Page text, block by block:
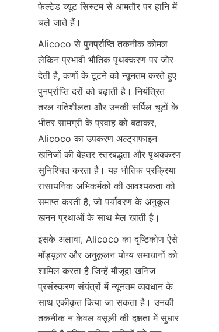
फेल्टेड च्यूट सिस्टम से आमतौर पर हानि में
Alicoco से पुनर्प्राप्ति तकनीक कोमल
लेकिन प्रभावी भौतिक पृथक्करण पर जोर
देती है, कणों के टूटने को न्यूनतम करते हुए
पुनर्प्राप्ति दरों को बढ़ाती है। नियंत्रित
तरल गतिशीलता और उनकी सर्पिल चूटों के
भीतर सामग्री के प्रवाह को बढ़ाकर,
Alicoco का उपकरण अल्ट्राफाइन
खनिजों की बेहतर स्तरबद्धता और पृथक्करण
सुनिश्चित करता है। यह भौतिक प्रक्रिया
रासायनिक अभिकर्मकों की आवश्यकता को
समाप्त करती है, जो पर्यावरण के अनुकूल
इसके अलावा, Alicoco का दृष्टिकोण ऐसे
मॉड्यूलर और अनुकूलन योग्य समाधानों को
शामिल करता है जिन्हें मौजूदा खनिज
प्रसंस्करण संयंत्रों में न्यूनतम व्यवधान के
साथ एकीकृत किया जा सकता है। उनकी
तकनीक न केवल वसूली की दक्षता में सुधार